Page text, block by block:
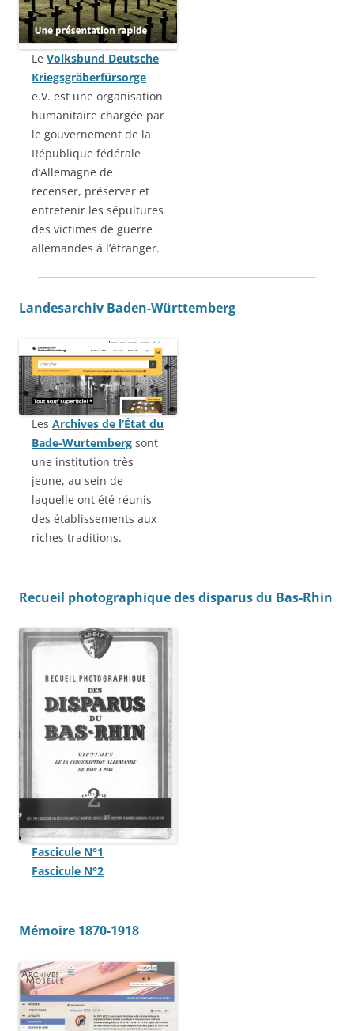
Le Volksbund Deutsche
Kriegsgräberfürsorge
e.V. est une organisation
humanitaire chargée par
le gouvernement de la
République fédérale
d’Allemagne de
recenser, préserver et
entretenir les sépultures
des victimes de guerre
allemandes à l’étranger.
Landesarchiv Baden-Württemberg
Les Archives de l’État du
Bade-Wurtemberg sont
une institution très
jeune, au sein de
laquelle ont été réunis
des établissements aux
riches traditions.
Recueil photographique des disparus du Bas-Rhin
Fascicule N°1
Fascicule N°2
Mémoire 1870-1918